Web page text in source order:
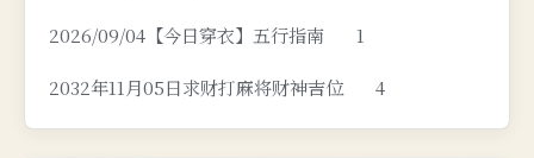
2026/09/04【今日穿衣】五行指南 1
2032年11月05日求财打麻将财神吉位 4